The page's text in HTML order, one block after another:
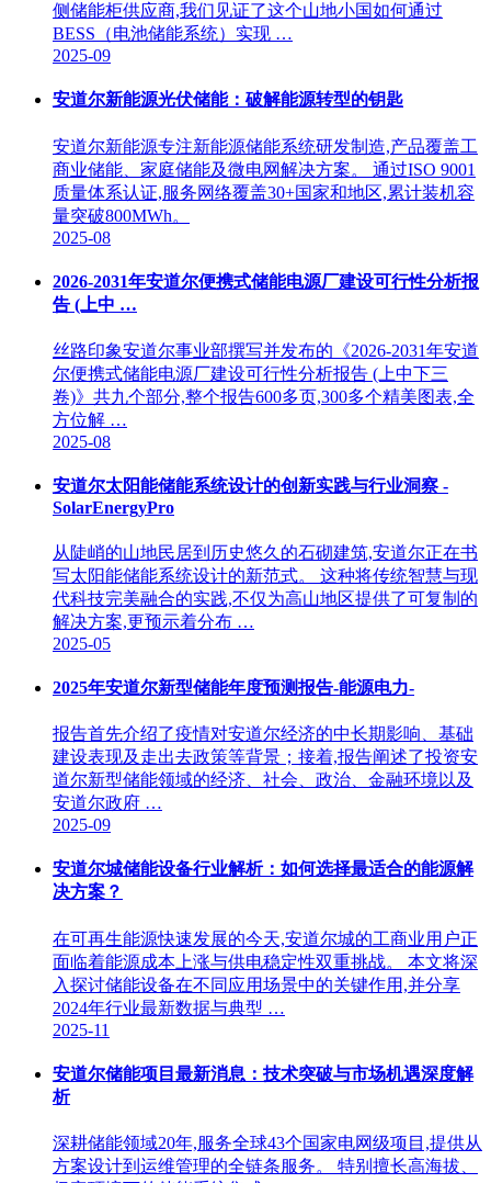
侧储能柜供应商,我们见证了这个山地小国如何通过
BESS（电池储能系统）实现 …
2025-09
安道尔新能源光伏储能：破解能源转型的钥匙
安道尔新能源专注新能源储能系统研发制造,产品覆盖工
商业储能、家庭储能及微电网解决方案。 通过ISO 9001
质量体系认证,服务网络覆盖30+国家和地区,累计装机容
量突破800MWh。
2025-08
2026-2031年安道尔便携式储能电源厂建设可行性分析报
告 (上中 …
丝路印象安道尔事业部撰写并发布的《2026-2031年安道
尔便携式储能电源厂建设可行性分析报告 (上中下三
卷)》共九个部分,整个报告600多页,300多个精美图表,全
方位解 …
2025-08
安道尔太阳能储能系统设计的创新实践与行业洞察 -
SolarEnergyPro
从陡峭的山地民居到历史悠久的石砌建筑,安道尔正在书
写太阳能储能系统设计的新范式。 这种将传统智慧与现
代科技完美融合的实践,不仅为高山地区提供了可复制的
解决方案,更预示着分布 …
2025-05
2025年安道尔新型储能年度预测报告-能源电力-
报告首先介绍了疫情对安道尔经济的中长期影响、基础
建设表现及走出去政策等背景；接着,报告阐述了投资安
道尔新型储能领域的经济、社会、政治、金融环境以及
安道尔政府 …
2025-09
安道尔城储能设备行业解析：如何选择最适合的能源解
决方案？
在可再生能源快速发展的今天,安道尔城的工商业用户正
面临着能源成本上涨与供电稳定性双重挑战。 本文将深
入探讨储能设备在不同应用场景中的关键作用,并分享
2024年行业最新数据与典型 …
2025-11
安道尔储能项目最新消息：技术突破与市场机遇深度解
析
深耕储能领域20年,服务全球43个国家电网级项目,提供从
方案设计到运维管理的全链条服务。 特别擅长高海拔、